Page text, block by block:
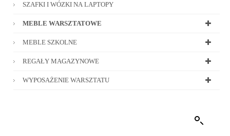
SZAFKI I WÓZKI NA LAPTOPY
MEBLE WARSZTATOWE
MEBLE SZKOLNE
REGAŁY MAGAZYNOWE
WYPOSAŻENIE WARSZTATU